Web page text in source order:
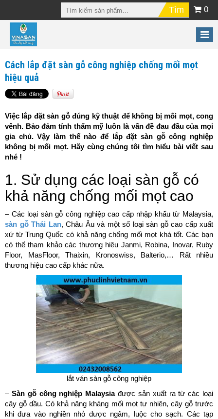
0
Cách lắp đặt sàn gỗ công nghiệp chống mối mọt
hiệu quả
Việc lắp đặt sàn gỗ đúng kỹ thuật để không bị mối mọt, cong
vênh. Bảo đảm tính thẩm mỹ luôn là vấn đề đau đầu của mọi
gia chủ. Vậy làm thế nào để lắp đặt sàn gỗ công nghiệp
không bị mối mọt. Hãy cùng chúng tôi tìm hiểu bài viết sau
nhé !
1. Sử dụng các loại sàn gỗ có
khả năng chống mối mọt cao
– Các loại sàn gỗ công nghiệp cao cấp nhập khẩu từ Malaysia,
sàn gỗ Thái Lan, Châu Âu và một số loại sàn gỗ cao cấp xuất
xứ từ Trung Quốc có khả năng chống mối mọt khá tốt. Các bạn
có thể tham khảo các thương hiệu Janmi, Robina, Inovar, Ruby
Floor, MasFloor, Thaixin, Kronoswiss, Balterio,… Rất nhiều
thương hiệu cao cấp khác nữa.
lắt ván sàn gỗ công nghiệp
– Sàn gỗ công nghiệp Malaysiađược sản xuất ra từ các loại
cây gỗ dầu. Có khả năng kháng mối mọt tự nhiên, cây gỗ trước
khi đưa vào nghiền nhỏ được ngâm, luộc cho sạch. Các tạp